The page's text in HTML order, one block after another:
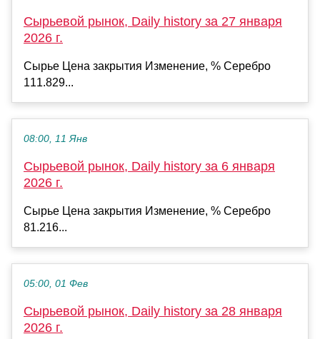
Сырьевой рынок, Daily history за 27 января
2026 г.
Сырье Цена закрытия Изменение, % Серебро
111.829...
08:00, 11 Янв
Сырьевой рынок, Daily history за 6 января
2026 г.
Сырье Цена закрытия Изменение, % Серебро
81.216...
05:00, 01 Фев
Сырьевой рынок, Daily history за 28 января
2026 г.